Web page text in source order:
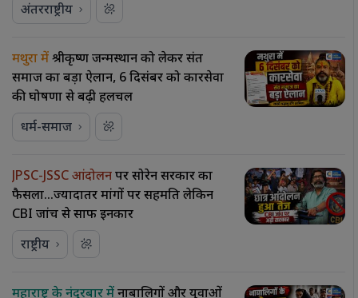
अंतरराष्ट्रीय
मथुरा मेंश्रीकृष्ण जन्मस्थान को लेकर संत
समाज का बड़ा ऐलान, 6 दिसंबर को कारसेवा
की घोषणा से बढ़ी हलचल
धर्म-समाज
JPSC-JSSC आंदोलनपर सोरेन सरकार का
फैसला…ज्यादातर मांगों पर सहमति लेकिन
CBI जांच से साफ इनकार
राष्ट्रीय
महाराष्ट्र के नंदुरबार मेंनाबालिगों और युवाओं